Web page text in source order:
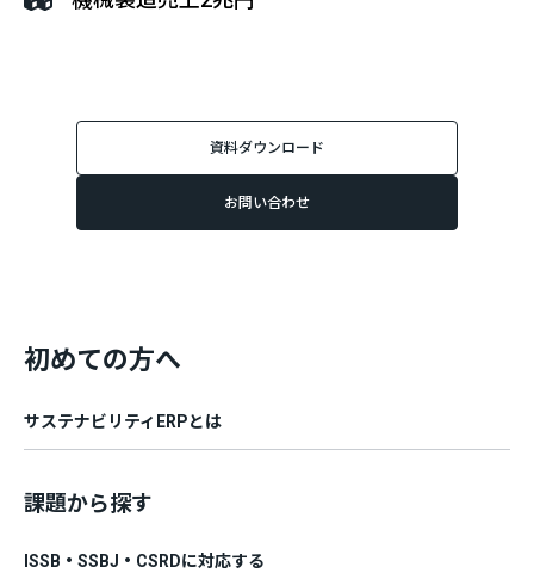
資料ダウンロード
お問い合わせ
初めての方へ
サステナビリティERPとは
課題から探す
ISSB・SSBJ・CSRDに対応する